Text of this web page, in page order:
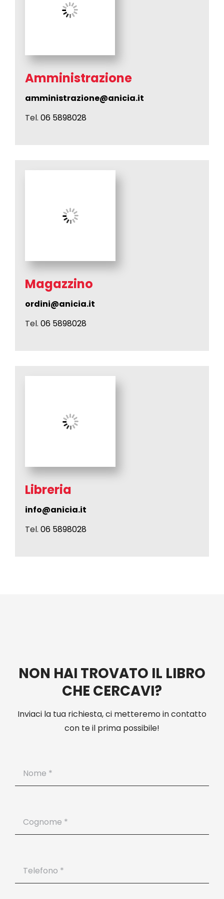
Amministrazione
amministrazione@anicia.it
Tel. 06 5898028
Magazzino
ordini@anicia.it
Tel. 06 5898028
Libreria
info@anicia.it
Tel. 06 5898028
NON HAI TROVATO IL LIBRO
CHE CERCAVI?
Inviaci la tua richiesta, ci metteremo in contatto
con te il prima possibile!